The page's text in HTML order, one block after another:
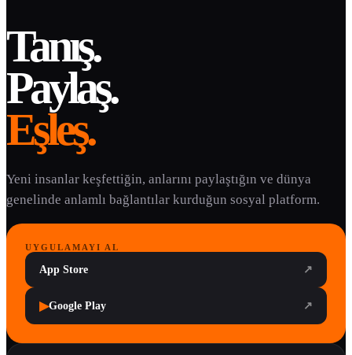
Tanış.
Paylaş.
Eşleş.
Yeni insanlar keşfettiğin, anlarını paylaştığın ve dünya
genelinde anlamlı bağlantılar kurduğun sosyal platform.
UYGULAMAYI AL
App Store ↗
▶Google Play ↗